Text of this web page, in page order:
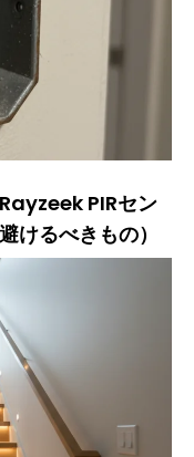
PIRセン
けるべきもの）